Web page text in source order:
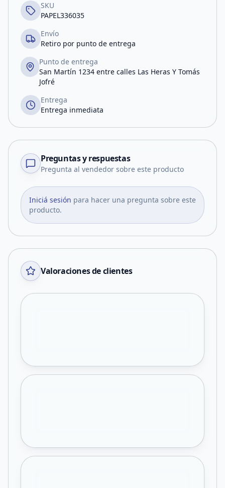
SKU
PAPEL336035
Envío
Retiro por punto de entrega
Punto de entrega
San Martín 1234 entre calles Las Heras Y Tomás
Jofré
Entrega
Entrega inmediata
Preguntas y respuestas
Pregunta al vendedor sobre este producto
Iniciá sesión para hacer una pregunta sobre este
producto.
Valoraciones de clientes